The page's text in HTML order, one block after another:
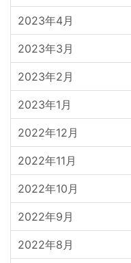
2023年4月
2023年3月
2023年2月
2023年1月
2022年12月
2022年11月
2022年10月
2022年9月
2022年8月